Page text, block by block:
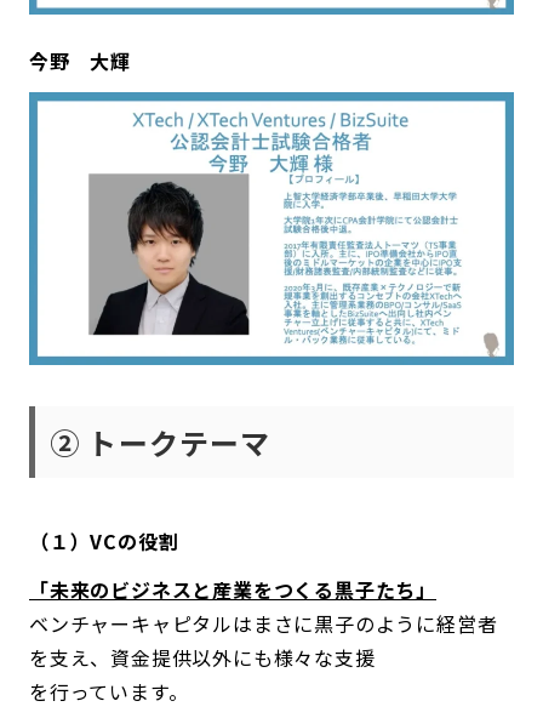
今野 大輝
② トークテーマ
（１）VCの役割
「未来のビジネスと産業をつくる黒子たち」
ベンチャーキャピタルはまさに黒子のように経営者
を支え、資金提供以外にも様々な支援
を行っています。